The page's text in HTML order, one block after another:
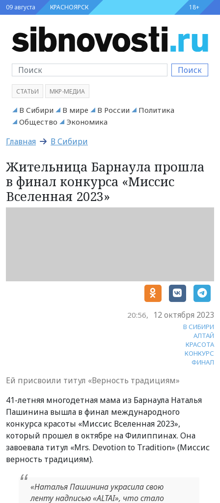
09 августа КРАСНОЯРСК 18+
Поиск
СТАТЬИ МКР-МЕДИА
В Сибири В мире В России
Политика
Общество
Экономика
Главная В Сибири
Жительница Барнаула прошла
в финал конкурса «Миссис
Вселенная 2023»
20:56, 12 октября 2023
В СИБИРИ
АЛТАЙ
КРАСОТА
КОНКУРС
ФИНАЛ
Ей присвоили титул «Верность традициям»
41-летняя многодетная мама из Барнаула Наталья
Пашинина вышла в финал международного
конкурса красоты «Миссис Вселенная 2023»,
который прошел в октябре на Филиппинах. Она
завоевала титул «Mrs. Devotion to Tradition» (Миссис
верность традициям).
«Наталья Пашинина украсила свою
ленту надписью «ALTAI», что стало